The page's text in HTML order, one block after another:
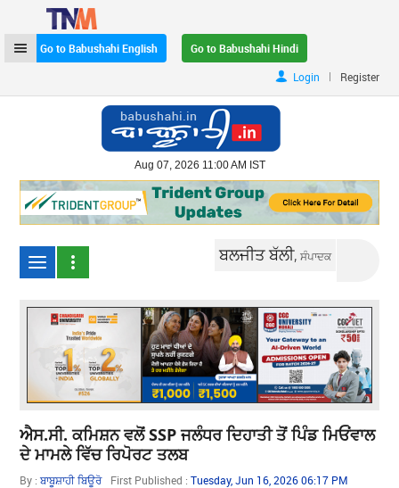
Go to Babushahi English
Go to Babushahi Hindi
Login
| Register
Aug 07, 2026 11:00 AM IST
ਬਲਜੀਤ ਬੱਲੀ,ਸੰਪਾਦਕ
ਐਸ.ਸੀ. ਕਮਿਸ਼ਨ ਵਲੋਂ SSP ਜਲੰਧਰ ਦਿਹਾਤੀ ਤੋਂ ਪਿੰਡ ਮਿਓਂਵਾਲ
ਦੇ ਮਾਮਲੇ ਵਿੱਚ ਰਿਪੋਰਟ ਤਲਬ
By :ਬਾਬੂਸ਼ਾਹੀ ਬਿਊਰੋ First Published :Tuesday, Jun 16, 2026 06:17 PM